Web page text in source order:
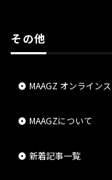
その他
MAAGZ オンライン
MAAGZについて
新着記事一覧